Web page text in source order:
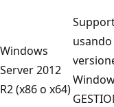
Windows
Server 2012
R2 (x86 o x64)
usando